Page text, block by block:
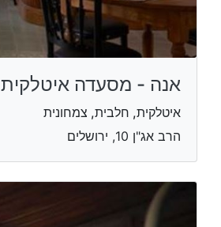
אנה - מסעדה איטלקית
איטלקית, חלבית, צמחונית
הרב אג"ן 10, ירושלים